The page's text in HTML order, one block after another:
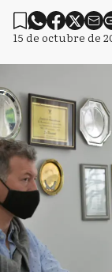
15 de octubre de